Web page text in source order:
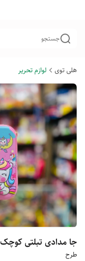
جستجو
هلی توی لوازم تحریر
جا مدادی تبلتی
طرح